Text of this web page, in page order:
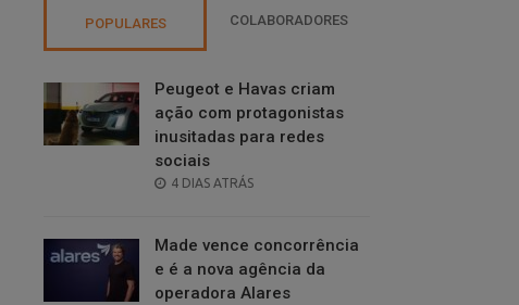
POPULARES COLABORADORES
Peugeot e Havas criam
ação com protagonistas
inusitadas para redes
sociais
POSTED
4 DIAS ATRÁS
Made vence concorrência
e é a nova agência da
operadora Alares